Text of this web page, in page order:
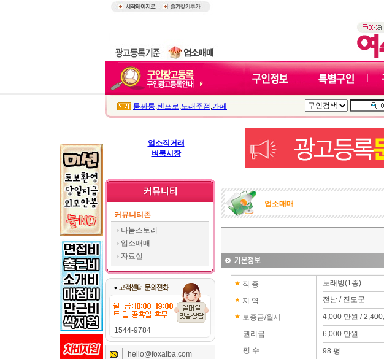
룸싸롱,텐프로,노래주점 ,카페
업소직거래
벼룩시장
커뮤니티존
나눔스토리
업소매매
자료실
1544-9784
hello@foxalba.com
업소매매
직 종
지 역
보증금/월세
권리금
평 수
노래방(1종)
전남 / 진도군
4,000 만원 /
6,000 만원
98 평